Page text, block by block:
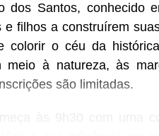
dos Santos, conhecido
e filhos a construírem
colorir o céu da
meio à natureza, às
são limitadas.